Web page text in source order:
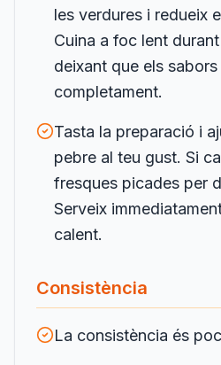
les verdures i redueix
Cuina a foc lent
deixant que els
completament.
Tasta la preparació i
pebre al teu gust. Si
fresques picades per
Serveix
calent.
Consistència
La consistència és